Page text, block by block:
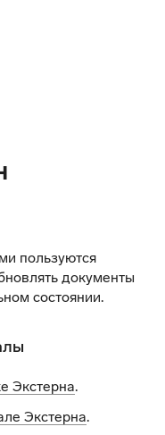
пользуются
документы
состоянии.
Экстерна.
Экстерна.